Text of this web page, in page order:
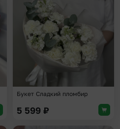
Добавить в избранное
Букет Сладкий пломбир
5 599 ₽